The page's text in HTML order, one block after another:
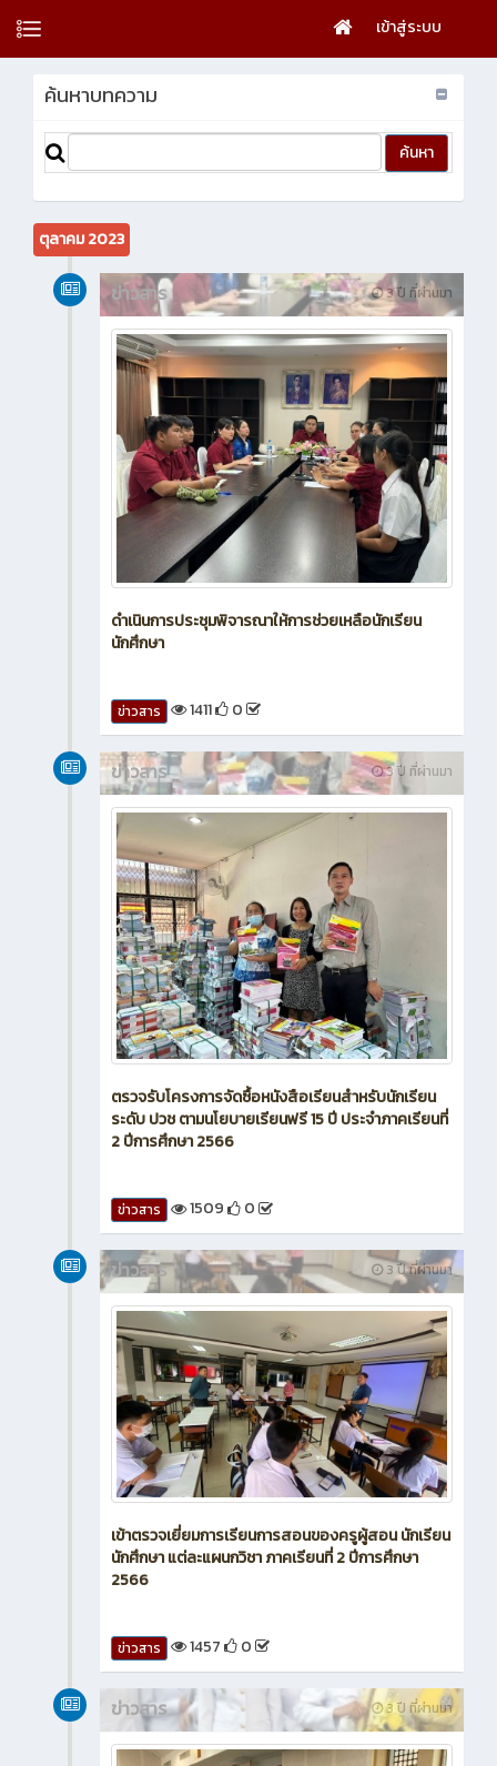
เข้าสู่ระบบ
ค้นหาบทความ
ตุลาคม 2023
3 ปี ที่ผ่านมา
ข่าวสาร
ดำเนินการประชุมพิจารณาให้การช่วยเหลือนักเรียน
นักศึกษา
ข่าวสาร 1411 0
3 ปี ที่ผ่านมา
ข่าวสาร
ตรวจรับโครงการจัดซื้อหนังสือเรียนสำหรับนักเรียน
ระดับ ปวช ตามนโยบายเรียนฟรี 15 ปี ประจำภาคเรียนที่
2 ปีการศึกษา 2566
ข่าวสาร 1509 0
3 ปี ที่ผ่านมา
ข่าวสาร
เข้าตรวจเยี่ยมการเรียนการสอนของครูผู้สอน นักเรียน
นักศึกษา แต่ละแผนกวิชา ภาคเรียนที่ 2 ปีการศึกษา
2566
ข่าวสาร 1457 0
3 ปี ที่ผ่านมา
ข่าวสาร